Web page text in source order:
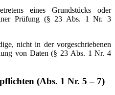
eines Grundstücks oder
Prüfung (§ 23 Abs. 1 Nr. 3
nicht in der vorgeschriebenen
von Daten (§ 23 Abs. 1 Nr. 4
(Abs. 1 Nr. 5 – 7)